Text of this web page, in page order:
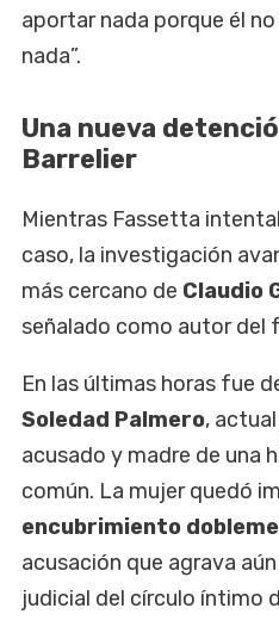
aportar nada porque él
nada”.
Una nueva
Barrelier
Mientras Fassetta
caso, la investigación
más cercano de Claudio
señalado como autor del
En las últimas horas fue
Soledad Palmero,
acusado y madre de una
común. La mujer quedó
encubrimiento
acusación que agrava
judicial del círculo íntimo